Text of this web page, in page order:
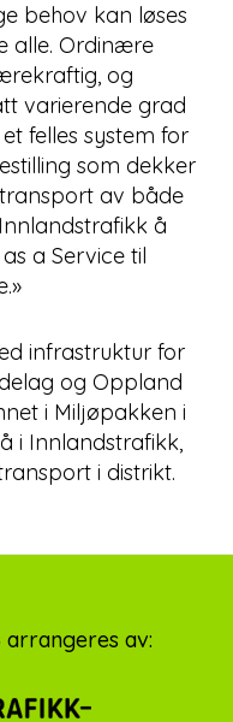
behov kan løses
alle. Ordinære
og
varierende grad
felles system for
som dekker
av både
å
a Service til
infrastruktur for
og Oppland
i Miljøpakken i
i Innlandstrafikk,
i distrikt.
av: